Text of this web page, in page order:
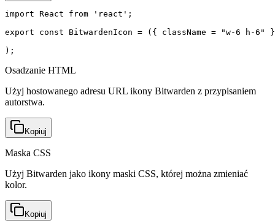
import React from 'react';
export const BitwardenIcon = ({ className = "w-6 h-
);
Osadzanie HTML
Użyj hostowanego adresu URL ikony Bitwarden z przypisaniem
autorstwa.
Kopiuj
Maska CSS
Użyj Bitwarden jako ikony maski CSS, której można zmieniać
kolor.
Kopiuj